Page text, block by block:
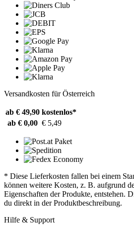
Versandkosten für Österreich
ab € 49,90 kostenlos*
ab € 0,00 € 5,49
* Diese Lieferkosten fallen bei einem
können weitere Kosten, z. B. aufgrund
Eigenschaften der Produkte, entstehen.
du direkt in der Produktbeschreibung.
Hilfe & Support